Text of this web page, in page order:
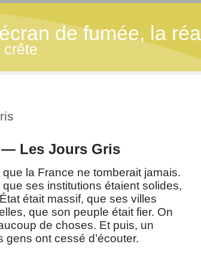
de fumée, la
crête
— Les Jours Gris
que la France ne tomberait jamais.
que ses institutions étaient solides,
était massif, que ses villes
que son peuple était fier. On
de choses. Et puis, un
gens ont cessé d’écouter.